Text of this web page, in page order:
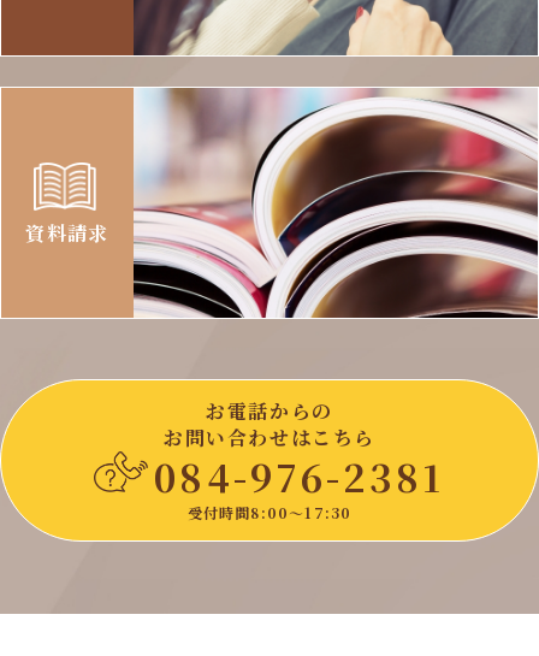
資料請求
お電話からの
お問い合わせはこちら
084-976-2381
受付時間8:00〜17:30